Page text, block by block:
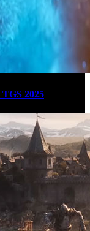
2025